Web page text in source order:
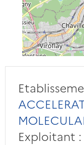
Exploitant :